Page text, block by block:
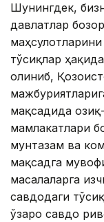
Шунингдек,
давлатлар
тўсиқлар
олиниб,
мақсадида
мамлакатлари
мунтазам ва
мақсадга
масалаларга
савдодаги
ўзаро савдо